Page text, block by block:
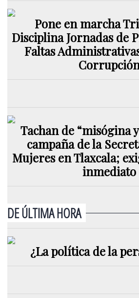
Pone en marcha
Disciplina Jornadas de
Faltas
Tachan de “misógina
campaña de la
Mujeres en Tlaxcala;
inmediato
DE ÚLTIMA HORA
¿La política de la